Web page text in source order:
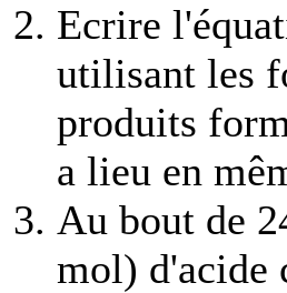
Ecrire
utilisant les
produits
a lieu en
Au bout de
mol) d'acide